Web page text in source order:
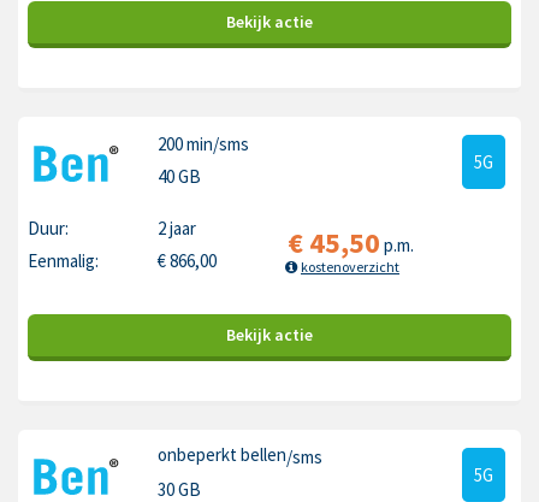
Bekijk actie
200 min/sms
40 GB
5G
Duur:
2 jaar
Eenmalig:
€866,00 €45,50 p.m.
kostenoverzicht
Bekijk actie
onbeperkt bellen/sms
30 GB
5G